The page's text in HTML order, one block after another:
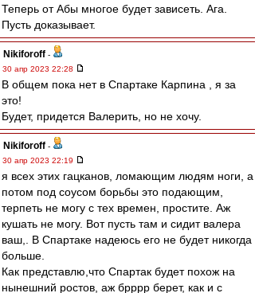
Теперь от Абы многое будет зависеть. Ага.
Пусть доказывает.
Nikiforoff -
30 апр 2023 22:28
В общем пока нет в Спартаке Карпина , я за
это!
Будет, придется Валерить, но не хочу.
Nikiforoff -
30 апр 2023 22:19
я всех этих гацканов, ломающим людям ноги, а
потом под соусом борьбы это подающим,
терпеть не могу с тех времен, простите. Аж
кушать не могу. Вот пусть там и сидит валера
ваш,. В Спартаке надеюсь его не будет никогда
больше.
Как представлю,что Спартак будет похож на
нынешний ростов, аж брррр берет, как и с